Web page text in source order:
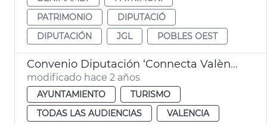
PATRIMONIO
DIPUTACIÓ
DIPUTACIÓN
JGL POBLES OEST
Convenio Diputación ‘Connecta València’
modificado hace 2 años
AYUNTAMIENTO
TURISMO
TODAS LAS AUDIENCIAS
VALENCIA